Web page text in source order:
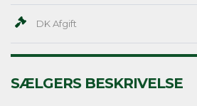
DK Afgift
SÆLGERS BESKRIVELSE